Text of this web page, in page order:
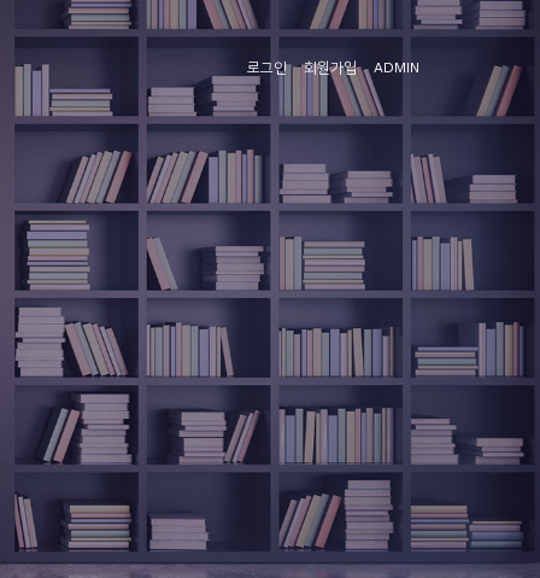
로그인 회원가입 ADMIN